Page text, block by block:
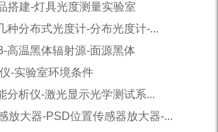
搭建-灯具光度测量实验室
种分布式光度计-分布光度计-...
高温黑体辐射源-面源黑体
-实验室环境条件
分析仪-激光显示光学测试系...
放大器-PSD位置传感器放大器-...